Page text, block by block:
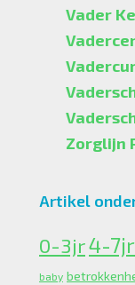
Vader
Zorglijn
Artikel
0-3jr4-7jr
baby